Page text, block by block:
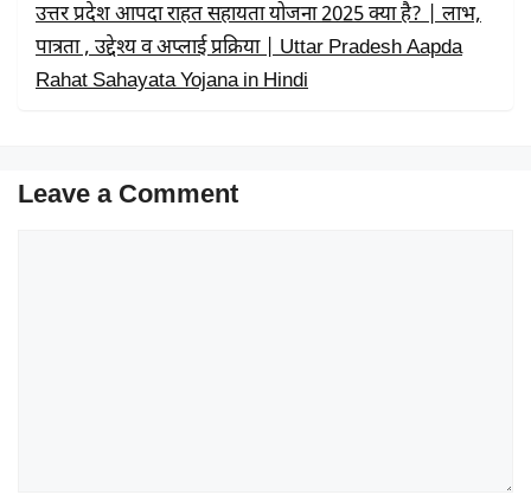
उत्तर प्रदेश आपदा राहत सहायता योजना 2025 क्या है? | लाभ,
पात्रता , उद्देश्य व अप्लाई प्रक्रिया | Uttar Pradesh Aapda
Rahat Sahayata Yojana in Hindi
Leave a Comment